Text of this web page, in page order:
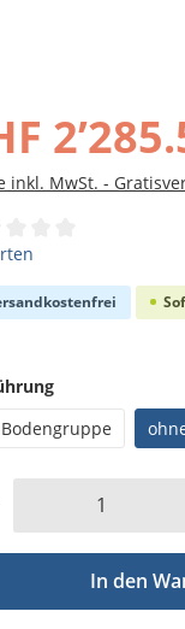
inkl. MwSt. -
auswählen
In den